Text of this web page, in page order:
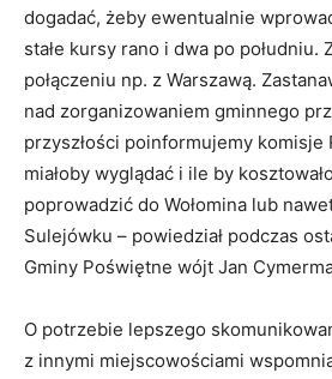
dogadać, żeby ewentualnie
stałe kursy rano i dwa po południu.
połączeniu np. z Warszawą.
nad zorganizowaniem gminnego
przyszłości poinformujemy komisje
miałoby wyglądać i ile by
poprowadzić do Wołomina lub
Sulejówku – powiedział podczas
Gminy Poświętne wójt Jan
O potrzebie lepszego
z innymi miejscowościami